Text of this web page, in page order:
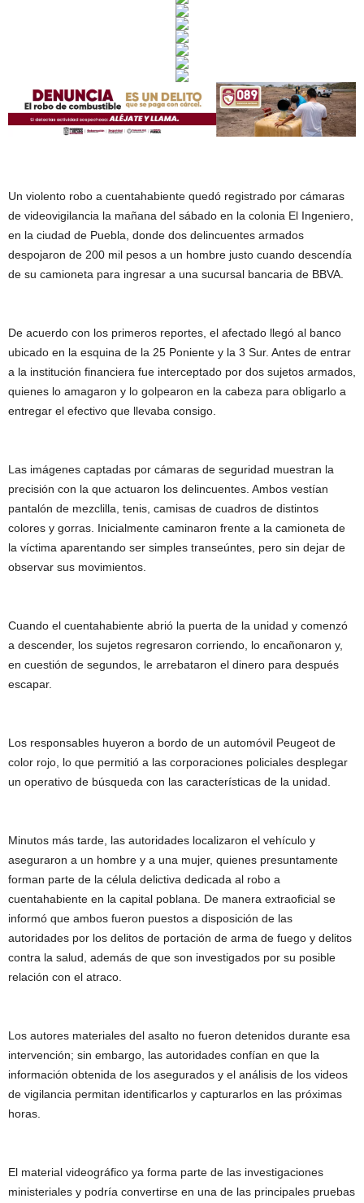
Un violento robo a cuentahabiente quedó registrado por cámaras
de videovigilancia la mañana del sábado en la colonia El Ingeniero,
en la ciudad de Puebla, donde dos delincuentes armados
despojaron de 200 mil pesos a un hombre justo cuando descendía
de su camioneta para ingresar a una sucursal bancaria de BBVA.
De acuerdo con los primeros reportes, el afectado llegó al banco
ubicado en la esquina de la 25 Poniente y la 3 Sur. Antes de entrar
a la institución financiera fue interceptado por dos sujetos armados,
quienes lo amagaron y lo golpearon en la cabeza para obligarlo a
entregar el efectivo que llevaba consigo.
Las imágenes captadas por cámaras de seguridad muestran la
precisión con la que actuaron los delincuentes. Ambos vestían
pantalón de mezclilla, tenis, camisas de cuadros de distintos
colores y gorras. Inicialmente caminaron frente a la camioneta de
la víctima aparentando ser simples transeúntes, pero sin dejar de
observar sus movimientos.
Cuando el cuentahabiente abrió la puerta de la unidad y comenzó
a descender, los sujetos regresaron corriendo, lo encañonaron y,
en cuestión de segundos, le arrebataron el dinero para después
escapar.
Los responsables huyeron a bordo de un automóvil Peugeot de
color rojo, lo que permitió a las corporaciones policiales desplegar
un operativo de búsqueda con las características de la unidad.
Minutos más tarde, las autoridades localizaron el vehículo y
aseguraron a un hombre y a una mujer, quienes presuntamente
forman parte de la célula delictiva dedicada al robo a
cuentahabiente en la capital poblana. De manera extraoficial se
informó que ambos fueron puestos a disposición de las
autoridades por los delitos de portación de arma de fuego y delitos
contra la salud, además de que son investigados por su posible
relación con el atraco.
Los autores materiales del asalto no fueron detenidos durante esa
intervención; sin embargo, las autoridades confían en que la
información obtenida de los asegurados y el análisis de los videos
de vigilancia permitan identificarlos y capturarlos en las próximas
horas.
El material videográfico ya forma parte de las investigaciones
ministeriales y podría convertirse en una de las principales pruebas